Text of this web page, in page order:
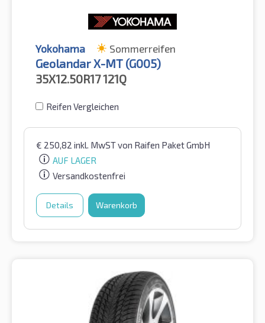
Yokohama Sommerreifen
Geolandar X-MT (G005)
35X12.50R17121Q
Reifen Vergleichen
€ 250,82 inkl. MwSTvon Raifen Paket GmbH
AUF LAGER
Versandkostenfrei
Details Warenkorb